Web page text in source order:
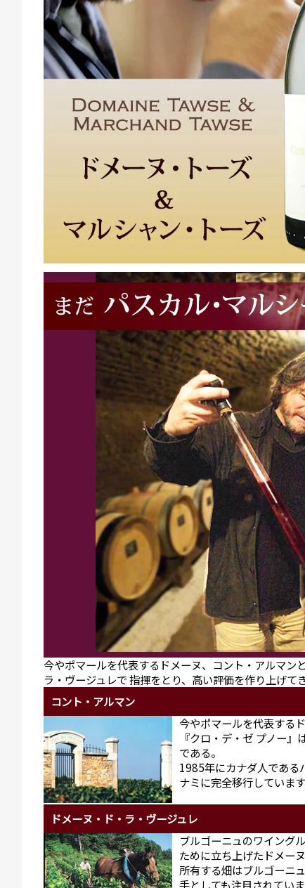
今やポマールを代表するドメーヌ、コント・アルマン
ラ・ヴージュレで 指揮をとり、高い評価を作り上げて
コント・アルマン
今やポマールを代表する
『クロ・デ・ゼ プノー
である。
1985年にカナダ人である
ナミに完全移行しています
ドメーヌ・ド・ラ・ヴージュレ
ブルゴーニュのワイング
ために立ち上げたドメー
所有する畑はブルゴーニ
手としても注目されていま